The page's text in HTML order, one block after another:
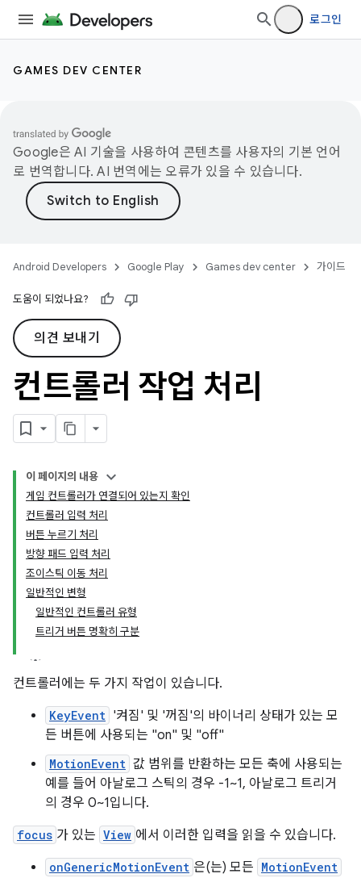
로그인
GAMES DEV CENTER
Google은 AI 기술을 사용하여 콘텐츠를 사용자의 기본 언어
로 번역합니다. AI 번역에는 오류가 있을 수 있습니다.
Android Developers Google Play Games dev center 가이드
도움이 되었나요?
의견 보내기
컨트롤러 작업 처리
이 페이지의 내용
게임 컨트롤러가 연결되어 있는지 확인
컨트롤러 입력 처리
버튼 누르기 처리
방향 패드 입력 처리
조이스틱 이동 처리
일반적인 변형
일반적인 컨트롤러 유형
트리거 버튼 명확히 구분
컨트롤러에는 두 가지 작업이 있습니다.
KeyEvent '켜짐' 및 '꺼짐'의 바이너리 상태가 있는 모
든 버튼에 사용되는 "on" 및 "off"
MotionEvent 값 범위를 반환하는 모든 축에 사용되는
예를 들어 아날로그 스틱의 경우 -1~1, 아날로그 트리거
의 경우 0~1입니다.
focus 가 있는 View 에서 이러한 입력을 읽을 수 있습니다.
onGenericMotionEvent 은(는) 모든 MotionEvent